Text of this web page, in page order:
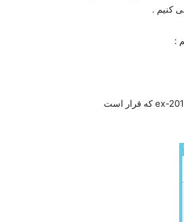
این نرم افزار را از سایت مایکروسافت می توانید دانلود کنید و بر روی ماشین مجازی ex-2016 که قرار است